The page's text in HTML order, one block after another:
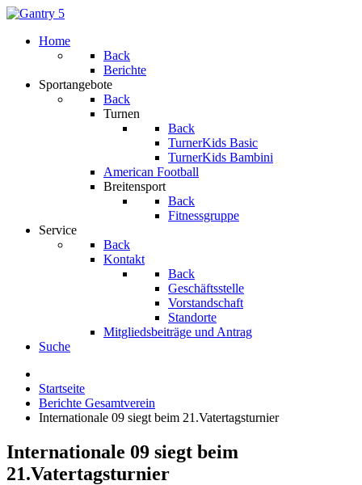
Home
Back
Berichte
Sportangebote
Back
Turnen
Back
TurnerKids Basic
TurnerKids Bambini
American Football
Breitensport
Back
Fitnessgruppe
Service
Back
Kontakt
Back
Geschäftsstelle
Vorstandschaft
Standorte
Mitgliedsbeiträge und Antrag
Suche
Startseite
Berichte Gesamtverein
Internationale 09 siegt beim 21.Vatertagsturnier
Internationale 09 siegt beim
21.Vatertagsturnier